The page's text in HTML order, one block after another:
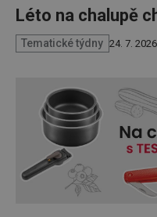
Léto na chalupě
Tematické týdny 24. 7. 2026